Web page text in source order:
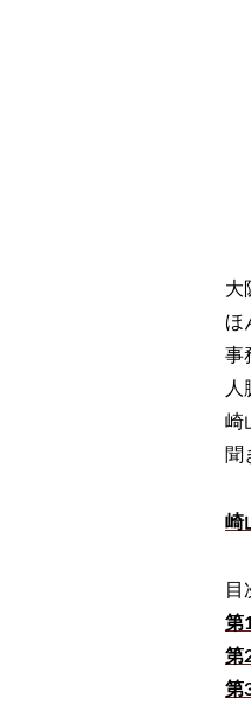
大
ほ
事
人
崎
聞
崎
目
第
第
第